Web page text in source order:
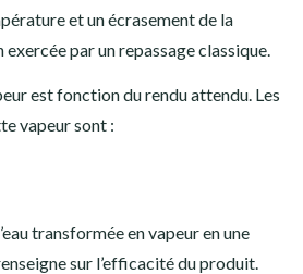
et un écrasement de la
par un repassage classique.
est fonction du rendu attendu. Les
vapeur sont :
transformée en vapeur en une
sur l’efficacité du produit.